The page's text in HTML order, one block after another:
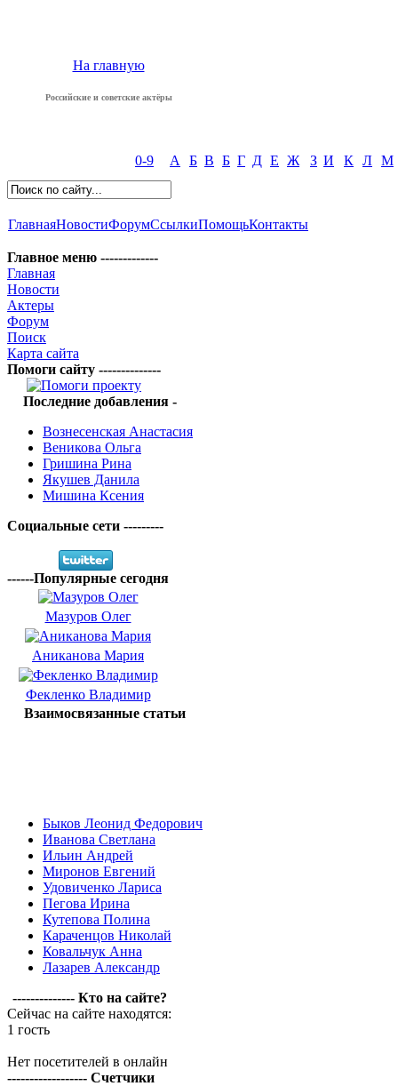
На главную
Российские и советские актёры
0-9 А Б В Б Г Д Е Ж З И К Л М
ГлавнаяНовостиФорумСсылкиПомощьКонтакты
Главное меню -------------
Главная
Новости
Актеры
Форум
Поиск
Карта сайта
Помоги сайту --------------
Последние добавления -
Вознесенская Анастасия
Веникова Ольга
Гришина Рина
Якушев Данила
Мишина Ксения
Социальные сети ---------
------Популярные сегодня
Мазуров Олег
Аниканова Мария
Фекленко Владимир
Взаимосвязанные статьи
Быков Леонид Федорович
Иванова Светлана
Ильин Андрей
Миронов Евгений
Удовиченко Лариса
Пегова Ирина
Кутепова Полина
Караченцов Николай
Ковальчук Анна
Лазарев Александр
-------------- Кто на сайте?
Сейчас на сайте находятся:
1 гость
Нет посетителей в онлайн
------------------ Счетчики